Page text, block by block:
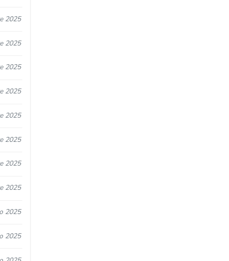
2025
2025
2025
2025
2025
2025
2025
2025
2025
2025